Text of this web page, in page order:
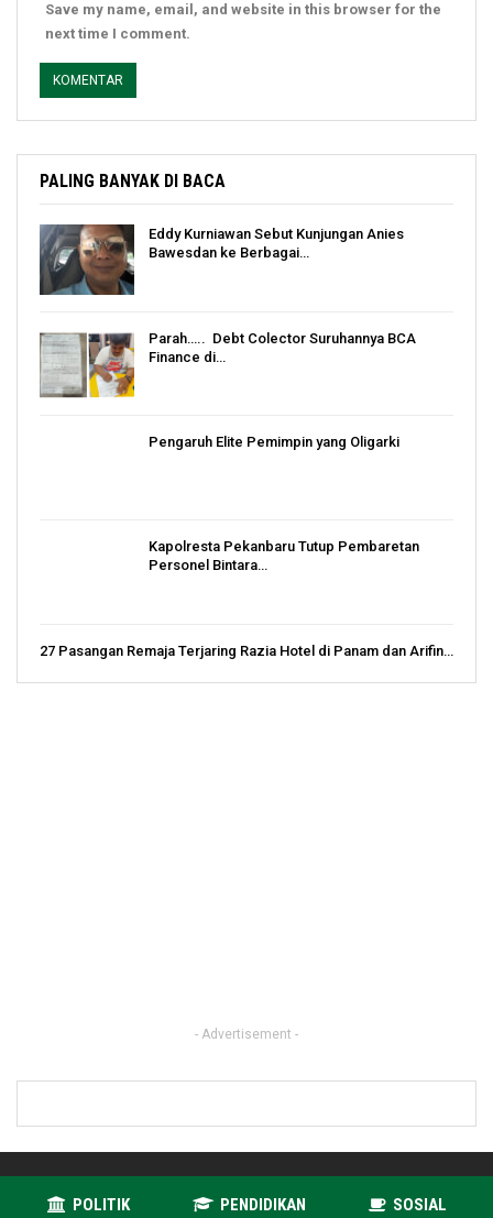
Save my name, email, and website in this browser for the
next time I comment.
PALING BANYAK DI BACA
Eddy Kurniawan Sebut Kunjungan Anies
Bawesdan ke Berbagai…
Parah….. Debt Colector Suruhannya BCA
Finance di…
Pengaruh Elite Pemimpin yang Oligarki
Kapolresta Pekanbaru Tutup Pembaretan
Personel Bintara…
27 Pasangan Remaja Terjaring Razia Hotel di Panam dan Arifin…
- Advertisement -
POLITIK PENDIDIKAN SOSIAL